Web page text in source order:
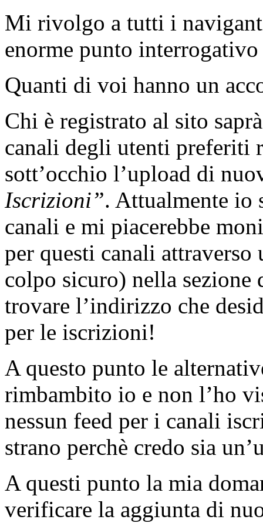
Mi rivolgo a tutti i
enorme punto
Quanti di voi hanno un
Chi è registrato al sito
canali degli utenti preferiti
sott’occhio l’upload di
Iscrizioni”. Attualmente io
canali e mi piacerebbe
per questi canali attraverso
colpo sicuro) nella
trovare l’indirizzo che
per le iscrizioni!
A questo punto le
rimbambito io e non l’ho
nessun feed per i canali
strano perchè credo sia
A questi punto la mia
verificare la aggiunta di